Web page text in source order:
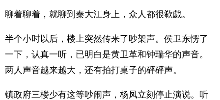
聊着聊着，就聊到秦大江身上，众人都很欷戯。
半个小时以后，楼上突然传来了吵架声。侯卫东愣了
一下，认真一听，已明白是黄卫革和钟瑞华的声音。
两人声音越来越大，还有拍打桌子的砰砰声。
镇政府三楼少有这等吵闹声，杨凤立刻停止演说。听